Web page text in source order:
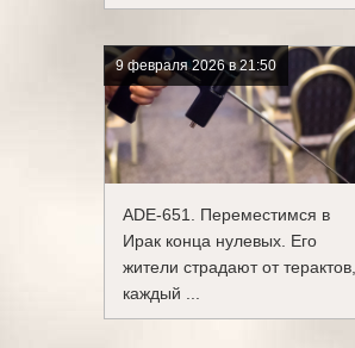
9 февраля 2026 в 21:50
ADE-651. Переместимся в
Ирак конца нулевых. Его
жители страдают от терактов,
каждый ...